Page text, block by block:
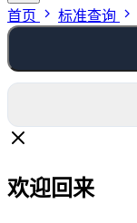
首页 标准查询
欢迎回来